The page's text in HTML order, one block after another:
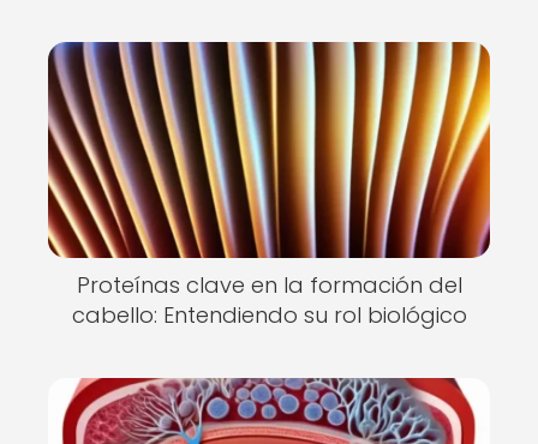
Proteínas clave en la formación del
cabello: Entendiendo su rol biológico